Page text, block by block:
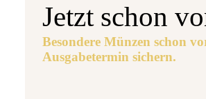
Jetzt schon
Besondere Münzen schon
Ausgabetermin sichern.